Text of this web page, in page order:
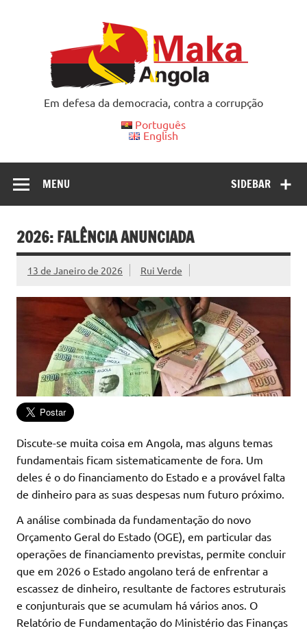
Em defesa da democracia, contra a corrupção
Português
English
SIDEBAR
MENU
2026: FALÊNCIA ANUNCIADA
13 de Janeiro de 2026 Rui Verde
Discute-se muita coisa em Angola, mas alguns temas
fundamentais ficam sistematicamente de fora. Um
deles é o do financiamento do Estado e a provável falta
de dinheiro para as suas despesas num futuro próximo.
A análise combinada da fundamentação do novo
Orçamento Geral do Estado (OGE), em particular das
operações de financiamento previstas, permite concluir
que em 2026 o Estado angolano terá de enfrentar a
escassez de dinheiro, resultante de factores estruturais
e conjunturais que se acumulam há vários anos. O
Relatório de Fundamentação do Ministério das Finanças